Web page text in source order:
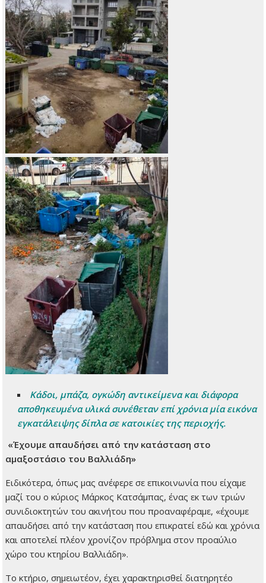
Κάδοι, μπάζα, ογκώδη αντικείμενα και διάφορα
αποθηκευμένα υλικά συνέθεταν επί χρόνια μία εικόνα
εγκατάλειψης δίπλα σε κατοικίες της περιοχής.
«Έχουμε απαυδήσει από την κατάσταση στο
αμαξοστάσιο του Βαλλιάδη»
Ειδικότερα, όπως μας ανέφερε σε επικοινωνία που είχαμε
μαζί του ο κύριος Μάρκος Κατσάμπας, ένας εκ των τριών
συνιδιοκτητών του ακινήτου που προαναφέραμε, «έχουμε
απαυδήσει από την κατάσταση που επικρατεί εδώ και χρόνια
και αποτελεί πλέον χρονίζον πρόβλημα στον προαύλιο
χώρο του κτηρίου Βαλλιάδη».
Το κτήριο, σημειωτέον, έχει χαρακτηρισθεί διατηρητέο